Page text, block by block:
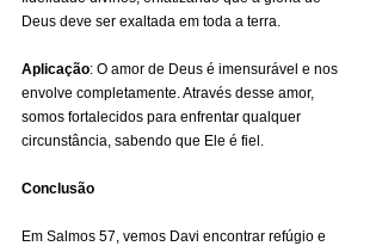
Deus deve ser exaltada em toda a terra.
Aplicação: O amor de Deus é imensurável e nos
envolve completamente. Através desse amor,
somos fortalecidos para enfrentar qualquer
circunstância, sabendo que Ele é fiel.
Conclusão
Em Salmos 57, vemos Davi encontrar refúgio e